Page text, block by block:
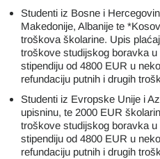
Studenti iz Bosne i
Makedonije, Albanije te
troškova školarine. Upis
troškove studijskog boravka
stipendiju od 4800 EUR u
refundaciju putnih i drugih
Studenti iz Evropske Unije i
upisninu, te 2000 EUR
troškove studijskog boravka
stipendiju od 4800 EUR u
refundaciju putnih i drugih